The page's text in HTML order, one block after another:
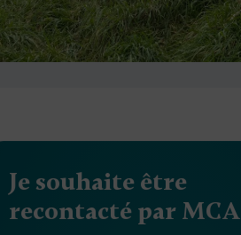
Je souhaite être
recontacté par MCA